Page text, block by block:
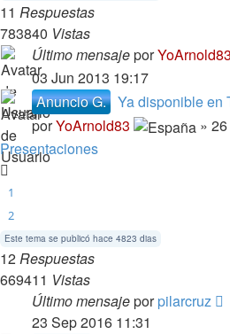
11 Respuestas
783840 Vistas
Último mensajeporYoArnold83
03 Jun 2013 19:17
Anuncio G. Ya disponible en
porYoArnold83
»
Presentaciones
1
2
Este tema se publicó hace 4823 dias
12Respuestas
669411 Vistas
Último mensajeporpilarcruz
23 Sep 2016 11:31